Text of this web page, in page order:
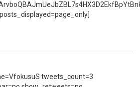
tweets_count=3